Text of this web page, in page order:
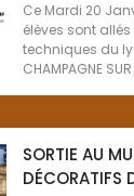
Ce Mardi 20
élèves sont
techniques du
CHAMPAGNE SUR
SORTIE AU
DÉCORATIFS